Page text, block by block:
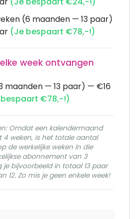
(6 maanden — 13 paar)
(Je bespaart €78,-!)
week ontvangen
maanden — 13 paar) — €16
€78,-!)
Omdat een kalendermaand
4 weken, is het totale aantal
de werkelijke weken in die
abonnement van 3
bijvoorbeeld in totaal 13 paar
12. Zo mis je geen enkele week!